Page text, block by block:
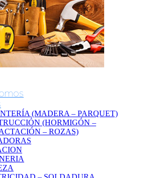
(MADERA – PARQUET)
(HORMIGÓN –
– ROZAS)